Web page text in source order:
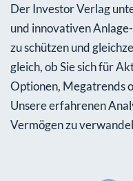
Der Investor Verlag
und innovativen
zu schützen und
gleich, ob Sie sich für
Optionen, Megatrends
Unsere erfahrenen
Vermögen zu